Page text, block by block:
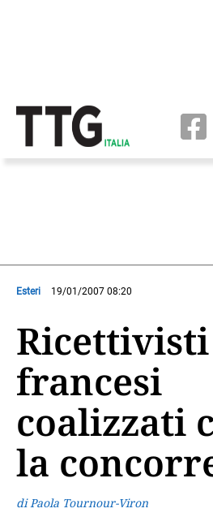
Esteri 19/01/2007 08:20
Ricettivisti
francesi
coalizzati
la
di Paola Tournour-Viron